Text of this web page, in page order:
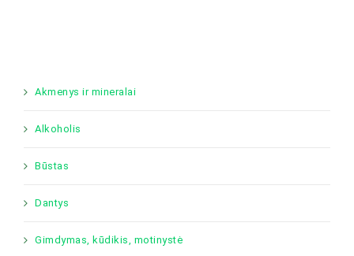
Akmenys ir mineralai
Alkoholis
Būstas
Dantys
Gimdymas, kūdikis, motinystė